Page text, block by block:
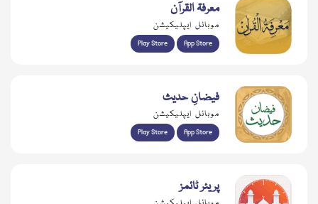
معرفۃ القرآن
موبائل ایپلیکیشن
Play Store App Store
فیضانِ حدیث
موبائل ایپلیکیشن
Play Store App Store
پریئر ٹائمز